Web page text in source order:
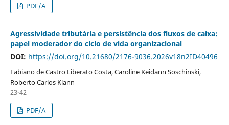
PDF/A
Agressividade tributária e persistência dos fluxos de caixa:
papel moderador do ciclo de vida organizacional
DOI: https://doi.org/10.21680/2176-9036.2026v18n2ID40496
Fabiano de Castro Liberato Costa, Caroline Keidann Soschinski,
Roberto Carlos Klann
23-42
PDF/A